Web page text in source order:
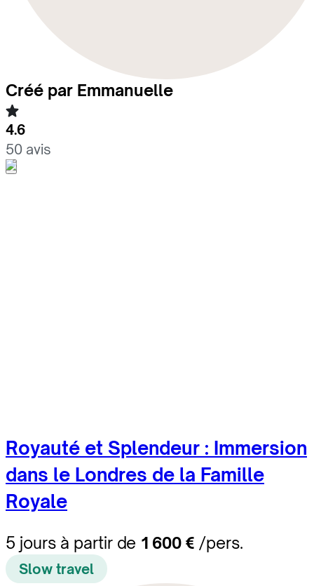
Créé par Emmanuelle
4.6
50 avis
Royauté et Splendeur : Immersion
dans le Londres de la Famille
Royale
5 jours à partir de 1 600 € /pers.
Slow travel